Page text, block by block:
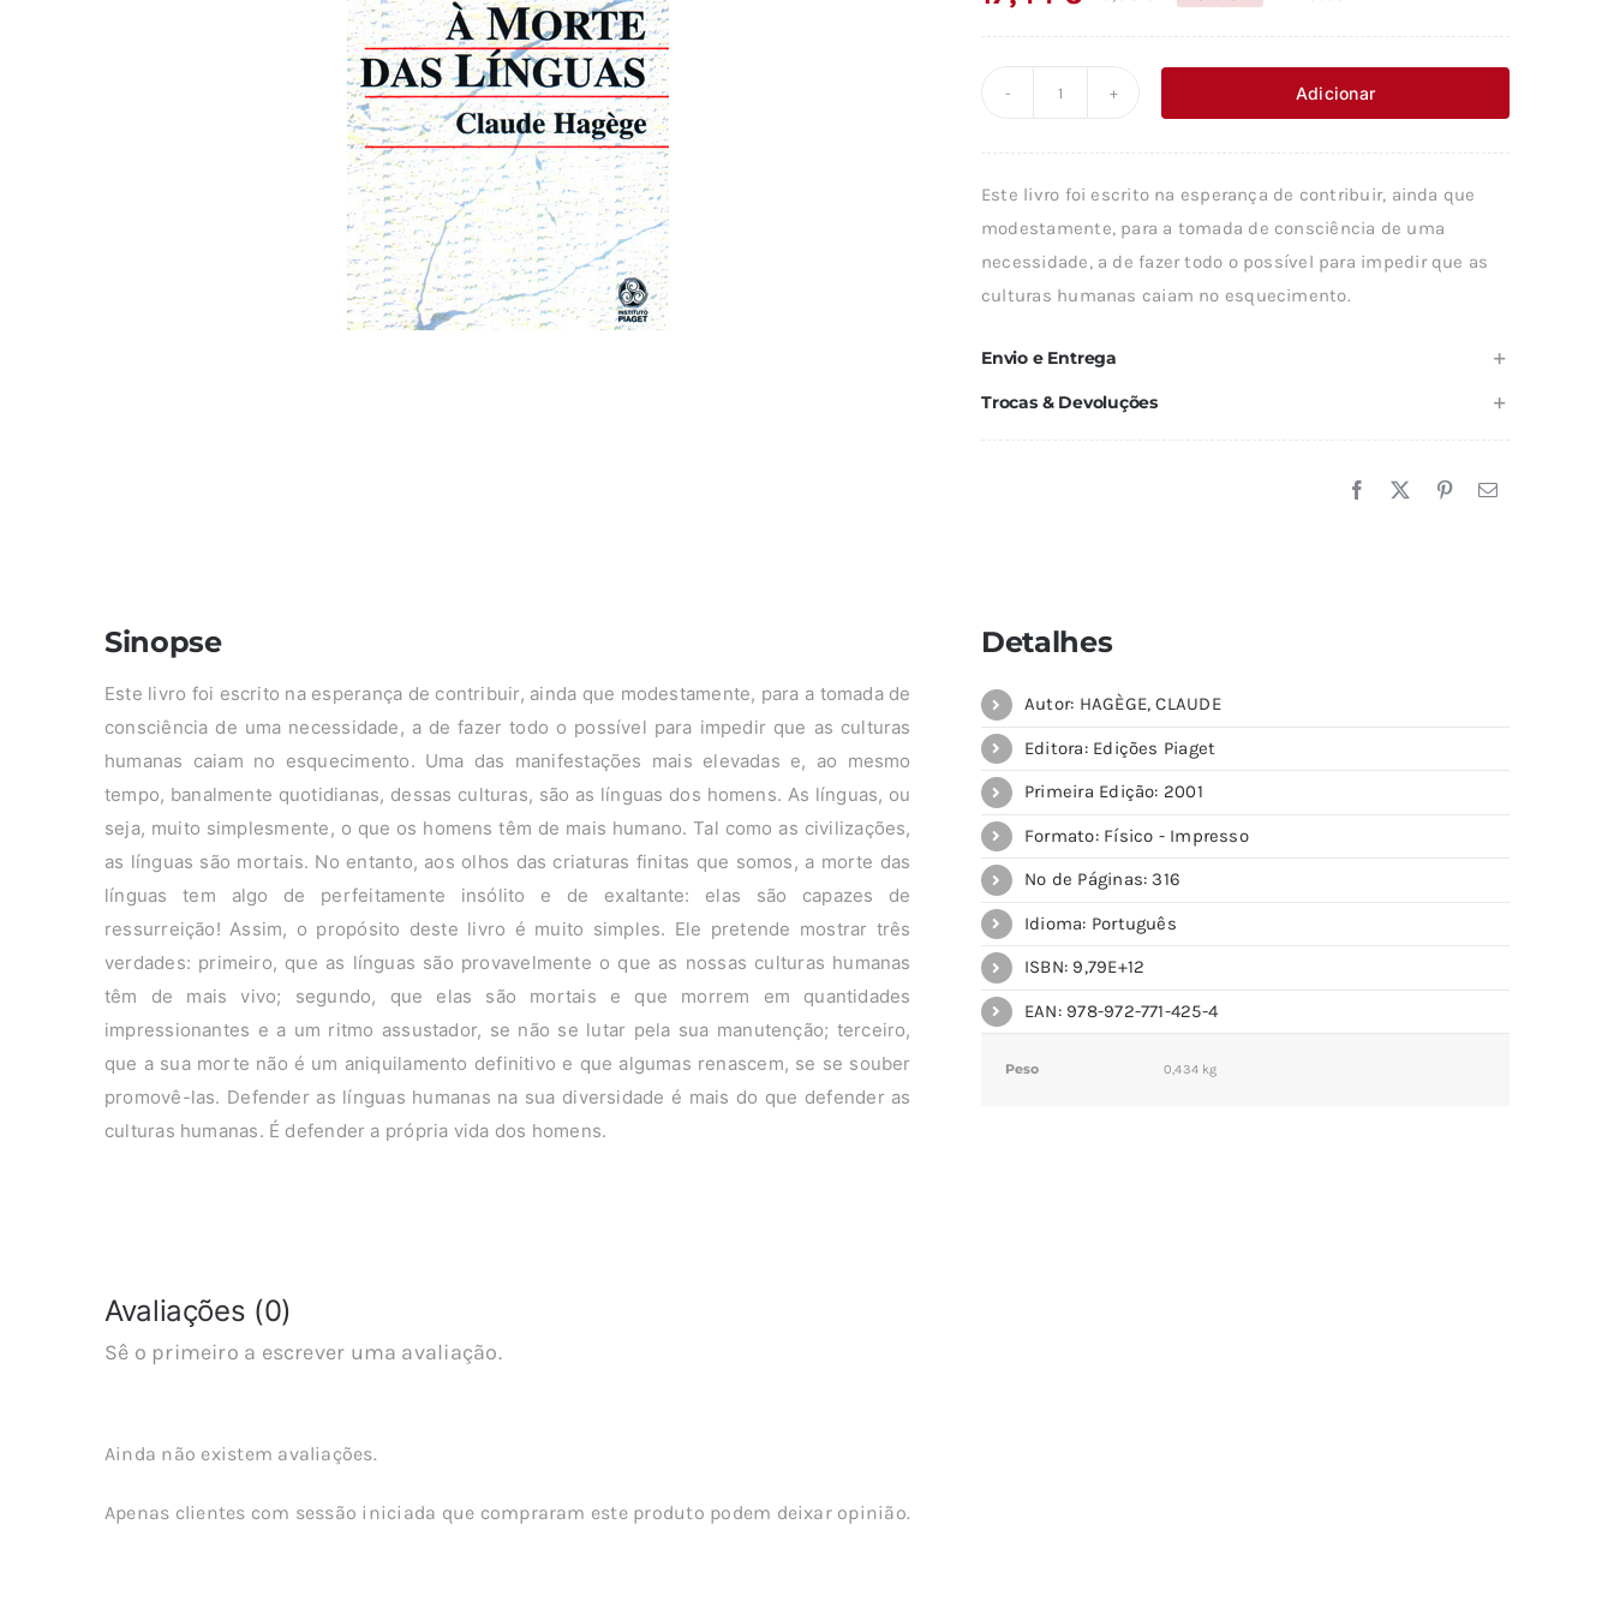
O
era:
O
é:
MORTE
DAS
Adicionar
Este livro foi escrito na esperança de contribuir, ainda que
modestamente, para a tomada de consciência de uma
necessidade, a de fazer todo o possível para impedir que as
culturas humanas caiam no esquecimento.
Envio e Entrega
Trocas & Devoluções
Sinopse
Este livro foi escrito na esperança de contribuir, ainda que modestamente, para a tomada de
consciência de uma necessidade, a de fazer todo o possível para impedir que as culturas
humanas caiam no esquecimento. Uma das manifestações mais elevadas e, ao mesmo
tempo, banalmente quotidianas, dessas culturas, são as línguas dos homens. As línguas, ou
seja, muito simplesmente, o que os homens têm de mais humano. Tal como as civilizações,
as línguas são mortais. No entanto, aos olhos das criaturas finitas que somos, a morte das
línguas tem algo de perfeitamente insólito e de exaltante: elas são capazes de
ressurreição! Assim, o propósito deste livro é muito simples. Ele pretende mostrar três
verdades: primeiro, que as línguas são provavelmente o que as nossas culturas humanas
têm de mais vivo; segundo, que elas são mortais e que morrem em quantidades
impressionantes e a um ritmo assustador, se não se lutar pela sua manutenção; terceiro,
que a sua morte não é um aniquilamento definitivo e que algumas renascem, se se souber
promovê-las. Defender as línguas humanas na sua diversidade é mais do que defender as
culturas humanas. É defender a própria vida dos homens.
Detalhes
Autor: HAGÈGE, CLAUDE
Editora: Edições Piaget
Primeira Edição: 2001
Formato: Físico - Impresso
Nº de Páginas: 316
Idioma: Português
ISBN: 9,79E+12
EAN: 978-972-771-425-4
Peso 0,434 kg
Avaliações (0)
Sê o primeiro a escrever uma avaliação.
Ainda não existem avaliações.
Apenas clientes com sessão iniciada que compraram este produto podem deixar opinião.